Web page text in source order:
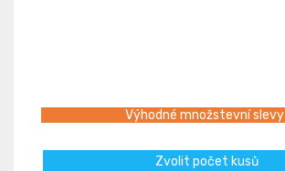
Výhodné množstevní slevy
Zvolit počet kusů